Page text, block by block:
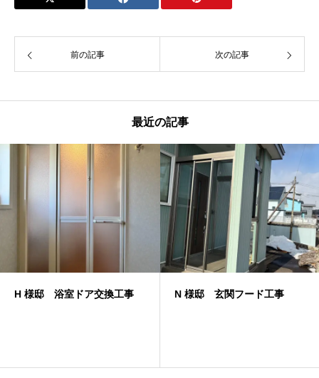
前の記事 次の記事
最近の記事
N 様邸 玄関フード工事
O様邸 リフォーム玄関引戸